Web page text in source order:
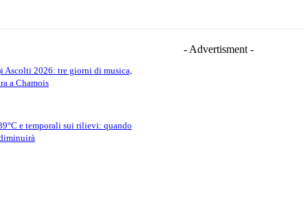
Ascolti 2026: tre giorni di musica,
a Chamois
e temporali sui rilievi: quando
- Advertisment -